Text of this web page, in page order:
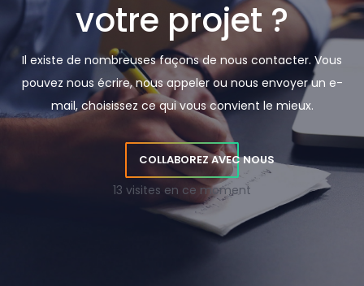
votre projet ?
Il existe de nombreuses façons de nous contacter. Vous
pouvez nous écrire, nous appeler ou nous envoyer un e-
mail, choisissez ce qui vous convient le mieux.
COLLABOREZ AVEC NOUS
13 visites en ce moment